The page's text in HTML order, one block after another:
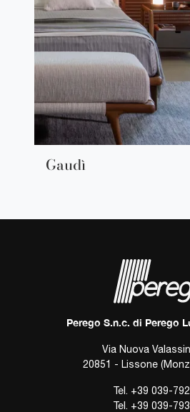
Gaudì
Perego S.n.c. di Perego
Via Nuova
20851 - Lissone
Tel. +39 039-
Tel. +39 039-